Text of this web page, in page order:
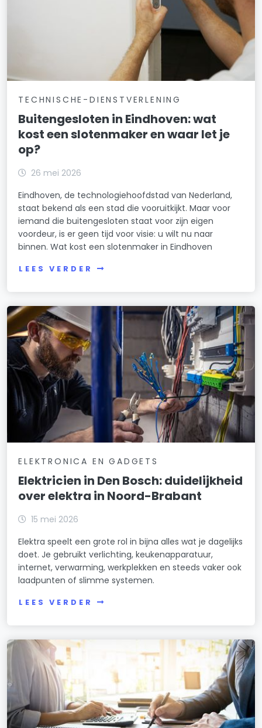
TECHNISCHE-DIENSTVERLENING
Buitengesloten in Eindhoven: wat
kost een slotenmaker en waar let je
op?
26 mei 2026
Eindhoven, de technologiehoofdstad van Nederland,
staat bekend als een stad die vooruitkijkt. Maar voor
iemand die buitengesloten staat voor zijn eigen
voordeur, is er geen tijd voor visie: u wilt nu naar
binnen. Wat kost een slotenmaker in Eindhoven
LEES VERDER
ELEKTRONICA EN GADGETS
Elektricien in Den Bosch: duidelijkheid
over elektra in Noord-Brabant
15 mei 2026
Elektra speelt een grote rol in bijna alles wat je dagelijks
doet. Je gebruikt verlichting, keukenapparatuur,
internet, verwarming, werkplekken en steeds vaker ook
laadpunten of slimme systemen.
LEES VERDER